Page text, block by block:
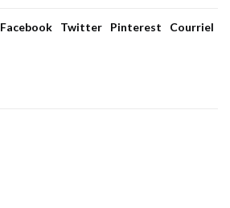
Facebook Twitter Pinterest Courriel